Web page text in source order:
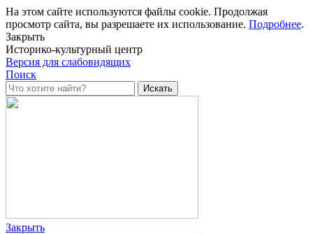
На этом сайте используются файлы cookie. Продолжая
просмотр сайта, вы разрешаете их использование. Подробнее.
Закрыть
Историко-культурный центр
Версия для слабовидящих
Поиск
Закрыть